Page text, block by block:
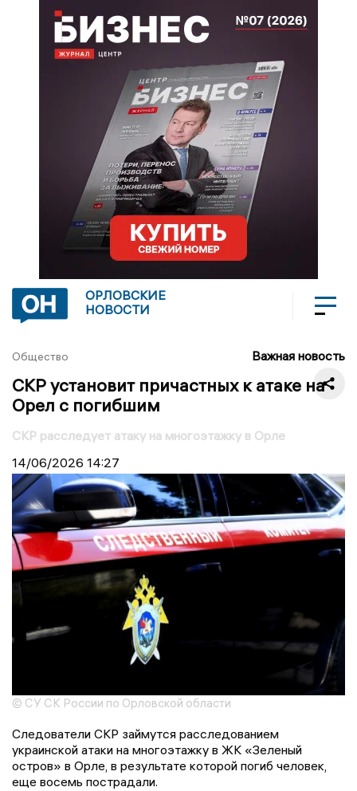
ОРЛОВСКИЕ
НОВОСТИ
Общество Важная новость
СКР установит причастных к атаке на
Орел с погибшим
СКР расследует атаку на многоэтажку в Орле
14/06/2026 14:27
© СУ СК России по Орловской области
Следователи СКР займутся расследованием
украинской атаки на многоэтажку в ЖК «Зеленый
остров» в Орле, в результате которой погиб человек,
еще восемь пострадали.